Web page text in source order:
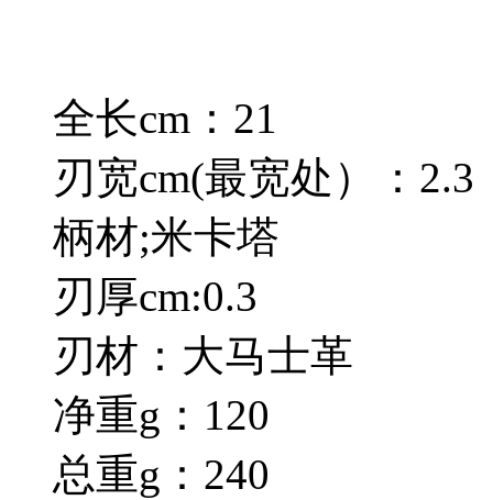
全长cm：21
刃宽cm(最宽处）：2.3
柄材;米卡塔
刃厚cm:0.3
刃材：大马士革
净重g：120
总重g：240